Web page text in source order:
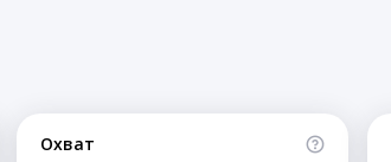
Охват